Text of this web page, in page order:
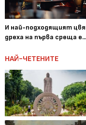
И най-подходящият
дреха на първа среща е...
НАЙ-ЧЕТЕНИТЕ